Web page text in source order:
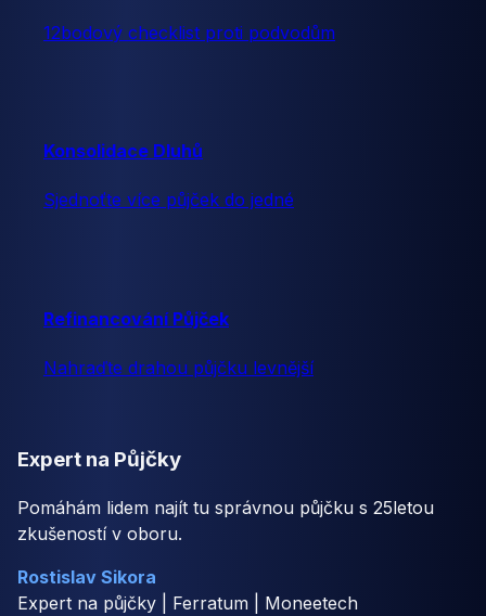
12bodový checklist proti podvodům
Konsolidace Dluhů
Sjednoťte více půjček do jedné
Refinancování Půjček
Nahraďte drahou půjčku levnější
Expert na Půjčky
Pomáhám lidem najít tu správnou půjčku s 25letou
zkušeností v oboru.
Rostislav Sikora
Expert na půjčky | Ferratum | Moneetech